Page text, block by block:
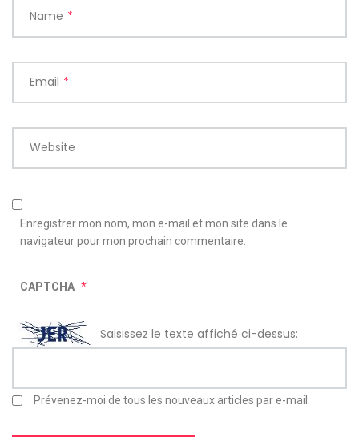
Name *
Email *
Website
Enregistrer mon nom, mon e-mail et mon site dans le
navigateur pour mon prochain commentaire.
CAPTCHA *
Saisissez le texte affiché ci-dessus:
Prévenez-moi de tous les nouveaux articles par e-mail.